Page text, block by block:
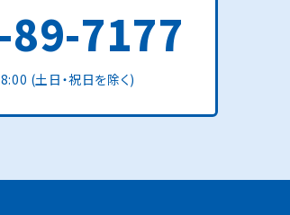
7177
(土日・祝日を除く)